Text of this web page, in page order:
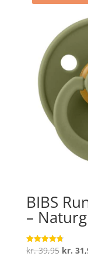
BIBS
–
Vurderet
4.7
kr.39,95 Den
kr.